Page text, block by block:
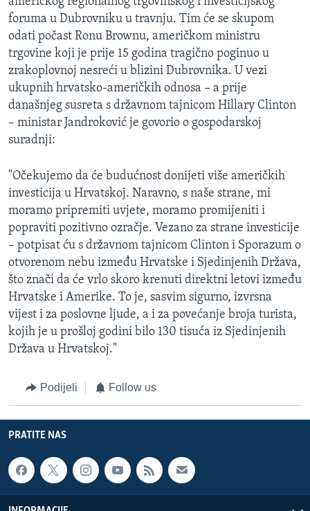
foruma u Dubrovniku u travnju. Tim će se skupom
odati počast Ronu Brownu, američkom ministru
trgovine koji je prije 15 godina tragično poginuo u
zrakoplovnoj nesreći u blizini Dubrovnika. U vezi
ukupnih hrvatsko-američkih odnosa – a prije
današnjeg susreta s državnom tajnicom Hillary Clinton
– ministar Jandroković je govorio o gospodarskoj
suradnji:
"Očekujemo da će budućnost donijeti više američkih
investicija u Hrvatskoj. Naravno, s naše strane, mi
moramo pripremiti uvjete, moramo promijeniti i
popraviti pozitivno ozračje. Vezano za strane investicije
– potpisat ću s državnom tajnicom Clinton i Sporazum o
otvorenom nebu između Hrvatske i Sjedinjenih Država,
što znači da će vrlo skoro krenuti direktni letovi između
Hrvatske i Amerike. To je, sasvim sigurno, izvrsna
vijest i za poslovne ljude, a i za povećanje broja turista,
kojih je u prošloj godini bilo 130 tisuća iz Sjedinjenih
Država u Hrvatskoj."
Podijeli Follow us
PRATITE NAS